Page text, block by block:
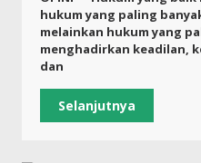
hukum yang paling
melainkan hukum yang
menghadirkan keadilan,
dan
Selanjutnya